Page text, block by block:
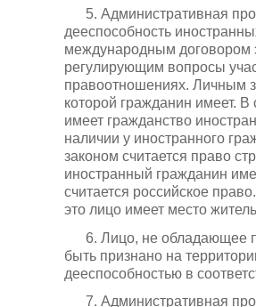
5. Административная
дееспособность
международным договором
регулирующим вопросы
правоотношениях. Личным
которой гражданин имеет.
имеет гражданство
наличии у иностранного
законом считается право
иностранный гражданин
считается российское
это лицо имеет место
6. Лицо, не обладающее
быть признано на
дееспособностью в
7. Административная